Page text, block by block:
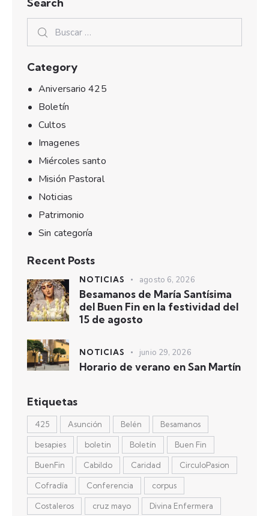
Category
Aniversario 425
Boletín
Cultos
Imagenes
Miércoles santo
Misión Pastoral
Noticias
Patrimonio
Sin categoría
Recent Posts
NOTICIAS agosto 6, 2026
Besamanos de María Santísima
del Buen Fin en la festividad del
15 de agosto
NOTICIAS junio 29, 2026
Horario de verano en San Martín
Etiquetas
425 Asunción Belén Besamanos
besapies boletin Boletín Buen Fin
BuenFin Cabildo Caridad CirculoPasion
Cofradía Conferencia corpus
Costaleros cruz mayo Divina Enfermera